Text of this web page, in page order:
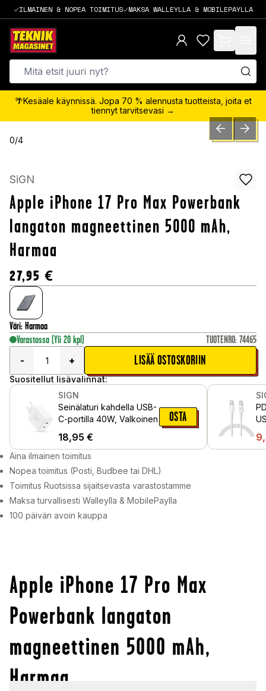
ILMAINEN & NOPEA TOIMITUS MAKSA WALLEYLLA & MOBILEPAYLLA
items in cart,
🌴Kesäale käynnissä. Jopa 70 % alennusta tuotteista, joita et
tiennyt tarvitsevasi →
0/4 PREVIOUSNEXT
SiGN
Apple iPhone 17 Pro Max Powerbank
langaton magneettinen 5000 mAh,
Harmaa
27,95 €
Väri: Harmaa
Varastossa (Yli 20 kpl) TUOTENRO: 74465
-
+ LISÄÄ OSTOSKORIIN
Suositellut lisävalinnat:
SIGN
Seinälaturi kahdella USB-
C-portilla 40W, Valkoinen
18,95 €
OSTA
Aina ilmainen toimitus
Nopea toimitus (Posti, Budbee tai DHL)
Toimitus Ruotsissa sijaitsevasta varastostamme
Maksa turvallisesti Walleylla & MobilePaylla
100 päivän avoin kauppa
Apple iPhone 17 Pro Max
Powerbank langaton
magneettinen 5000 mAh,
Harmaa